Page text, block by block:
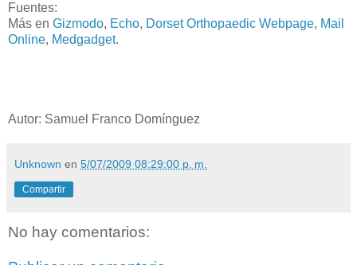
Fuentes:
Más en Gizmodo, Echo, Dorset Orthopaedic Webpage, Mail
Online, Medgadget.
Autor: Samuel Franco Domínguez
Unknown en 5/07/2009 08:29:00 p. m.
Compartir
No hay comentarios: